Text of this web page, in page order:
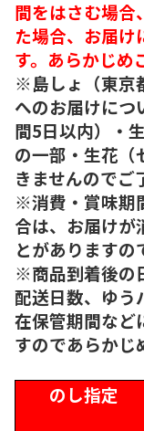
間をはさむ場合
た場合、お届け
す。あらかじめ
※島しょ（東京
へのお届けにつ
間5日以内）・
の一部・生花（
きませんのでご
※消費・賞味期
合は、お届けが
とがありますの
※商品到着後の
配送日数、ゆう
在保管期間など
すのであらかじ
のし指定